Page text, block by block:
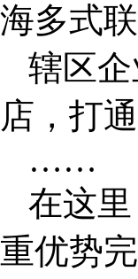
海多式
辖区
店，打
……
在这
重优势